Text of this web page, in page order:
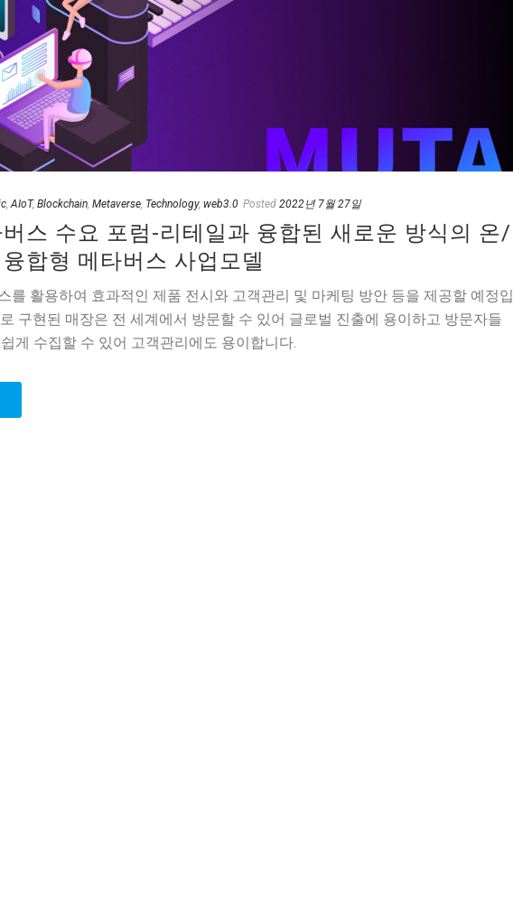
,AIoT, Blockchain, Metaverse, Technology, web3.0 Posted 2022년 7월 27일
스 수요 포럼-리테일과 융합된 새로운 방식의 온/
합형 메타버스 사업모델
를 활용하여 효과적인 제품 전시와 고객관리 및 마케팅 방안 등을 제공할 예정입
구현된 매장은 전 세계에서 방문할 수 있어 글로벌 진출에 용이하고 방문자들
게 수집할 수 있어 고객관리에도 용이합니다.